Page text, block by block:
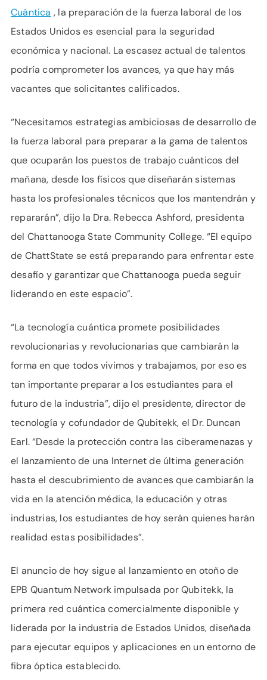
Cuántica , la preparación de la fuerza laboral de los
Estados Unidos es esencial para la seguridad
económica y nacional. La escasez actual de talentos
podría comprometer los avances, ya que hay más
vacantes que solicitantes calificados.
“Necesitamos estrategias ambiciosas de desarrollo de
la fuerza laboral para preparar a la gama de talentos
que ocuparán los puestos de trabajo cuánticos del
mañana, desde los físicos que diseñarán sistemas
hasta los profesionales técnicos que los mantendrán y
repararán”, dijo la Dra. Rebecca Ashford, presidenta
del Chattanooga State Community College. “El equipo
de ChattState se está preparando para enfrentar este
desafío y garantizar que Chattanooga pueda seguir
liderando en este espacio”.
“La tecnología cuántica promete posibilidades
revolucionarias y revolucionarias que cambiarán la
forma en que todos vivimos y trabajamos, por eso es
tan importante preparar a los estudiantes para el
futuro de la industria”, dijo el presidente, director de
tecnología y cofundador de Qubitekk, el Dr. Duncan
Earl. “Desde la protección contra las ciberamenazas y
el lanzamiento de una Internet de última generación
hasta el descubrimiento de avances que cambiarán la
vida en la atención médica, la educación y otras
industrias, los estudiantes de hoy serán quienes harán
realidad estas posibilidades”.
El anuncio de hoy sigue al lanzamiento en otoño de
EPB Quantum Network impulsada por Qubitekk, la
primera red cuántica comercialmente disponible y
liderada por la industria de Estados Unidos, diseñada
para ejecutar equipos y aplicaciones en un entorno de
fibra óptica establecido.